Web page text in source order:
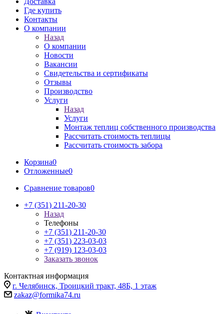
Где купить
Контакты
О компании
Назад
О компании
Новости
Вакансии
Свидетельства и сертификаты
Отзывы
Производство
Услуги
Назад
Услуги
Монтаж теплиц собственного производства
Рассчитать стоимость теплицы
Рассчитать стоимость забора
Корзина0
Отложенные0
Сравнение товаров0
+7 (351) 211-20-30
Назад
Телефоны
+7 (351) 211-20-30
+7 (351) 223-03-03
+7 (919) 123-03-03
Заказать звонок
Контактная информация
г. Челябинск, Троицкий тракт, 48Б, 1 этаж
zakaz@formika74.ru